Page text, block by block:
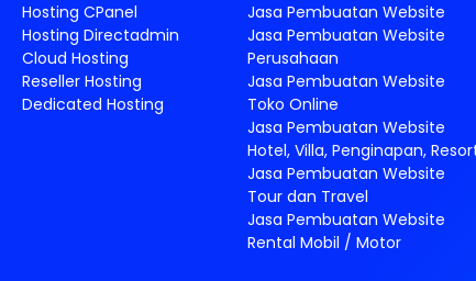
Hosting CPanel
Hosting Directadmin
Cloud Hosting
Reseller Hosting
Dedicated Hosting
Jasa Pembuatan Website
Jasa Pembuatan Website
Perusahaan
Jasa Pembuatan Website
Toko Online
Jasa Pembuatan Website
Hotel, Villa, Penginapan,
Jasa Pembuatan Website
Tour dan Travel
Jasa Pembuatan Website
Rental Mobil / Motor